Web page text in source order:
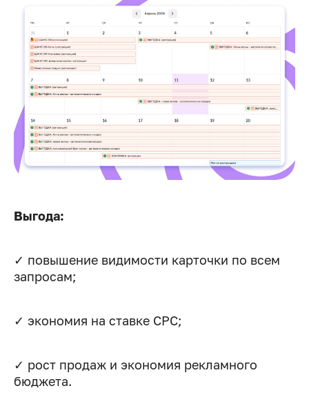
Выгода:
✓ повышение видимости карточки по всем
запросам;
✓ экономия на ставке CPC;
✓ рост продаж и экономия рекламного
бюджета.